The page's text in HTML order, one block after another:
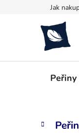
Jak
PPřeskočit
kategorie
K
a